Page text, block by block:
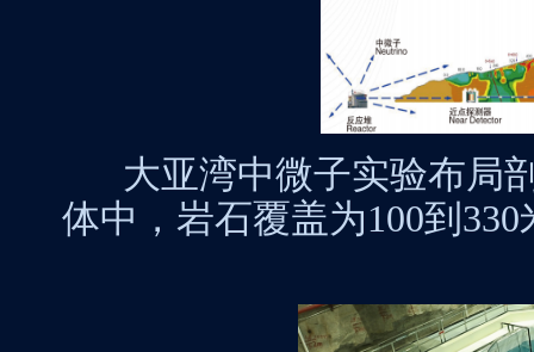
大亚湾中微子实验布局
体中，岩石覆盖为100到